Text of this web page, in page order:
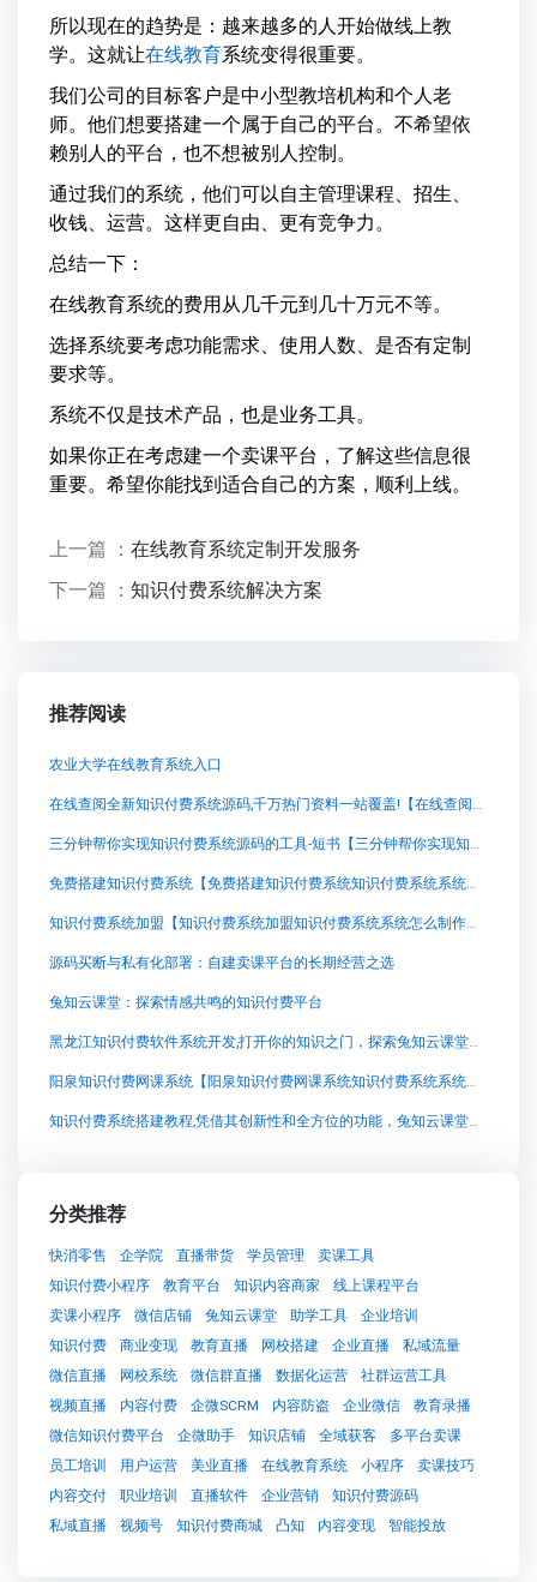
所以现在的趋势是：越来越多的人开始做线上教
学。这就让在线教育系统变得很重要。
我们公司的目标客户是中小型教培机构和个人老
师。他们想要搭建一个属于自己的平台。不希望依
赖别人的平台，也不想被别人控制。
通过我们的系统，他们可以自主管理课程、招生、
收钱、运营。这样更自由、更有竞争力。
总结一下：
在线教育系统的费用从几千元到几十万元不等。
选择系统要考虑功能需求、使用人数、是否有定制
要求等。
系统不仅是技术产品，也是业务工具。
如果你正在考虑建一个卖课平台，了解这些信息很
重要。希望你能找到适合自己的方案，顺利上线。
上一篇 ： 在线教育系统定制开发服务
下一篇 ： 知识付费系统解决方案
推荐阅读
农业大学在线教育系统入口
在线查阅全新知识付费系统源码,千万热门资料一站覆盖!【在线查阅全新知识付费系统源码,千万热门资料一站覆盖!知识付费系统系统怎么制作，知识付费系统搭建使用教程】
三分钟帮你实现知识付费系统源码的工具-短书【三分钟帮你实现知识付费系统源码的工具-短书知识付费系统系统怎么制作，知识付费系统搭建使用教程】
免费搭建知识付费系统【免费搭建知识付费系统知识付费系统系统怎么制作，知识付费系统搭建使用教程】
知识付费系统加盟【知识付费系统加盟知识付费系统系统怎么制作，知识付费系统搭建使用教程】
源码买断与私有化部署：自建卖课平台的长期经营之选
兔知云课堂：探索情感共鸣的知识付费平台
黑龙江知识付费软件系统开发,打开你的知识之门，探索兔知云课堂的无限可能
阳泉知识付费网课系统【阳泉知识付费网课系统知识付费系统系统怎么制作，知识付费系统搭建使用教程】
知识付费系统搭建教程,凭借其创新性和全方位的功能，兔知云课堂正迅速成为教育行业中备受瞩目的品牌。作为一个知识付费系统，兔知云课堂与其他平台相比，具有独特的优势和特点。
分类推荐
快消零售 企学院 直播带货 学员管理
卖课工具
知识付费小程序
教育平台 知识内容商家
线上课程平台
卖课小程序
微信店铺 兔知云课堂 助学工具
企业培训
知识付费
商业变现 教育直播 网校搭建 企业直播
私域流量
微信直播
网校系统 微信群直播 数据化运营
社群运营工具
视频直播
内容付费 企微SCRM 内容防盗 企业微信
教育录播
微信知识付费平台
企微助手 知识店铺 全域获客
多平台卖课
员工培训
用户运营 美业直播 在线教育系统 小程序
卖课技巧
内容交付
职业培训 直播软件 企业营销
知识付费源码
私域直播
视频号 知识付费商城 凸知 内容变现 智能投放